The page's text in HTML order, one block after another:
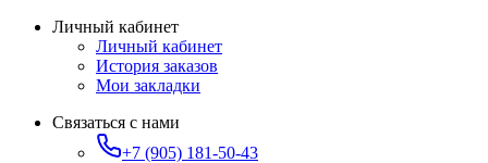
Личный кабинет
Личный кабинет
История заказов
Мои закладки
Связаться с нами
+7 (905) 181-50-43